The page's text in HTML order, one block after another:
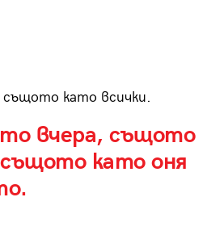
като всички.
вчера, същото
като оня